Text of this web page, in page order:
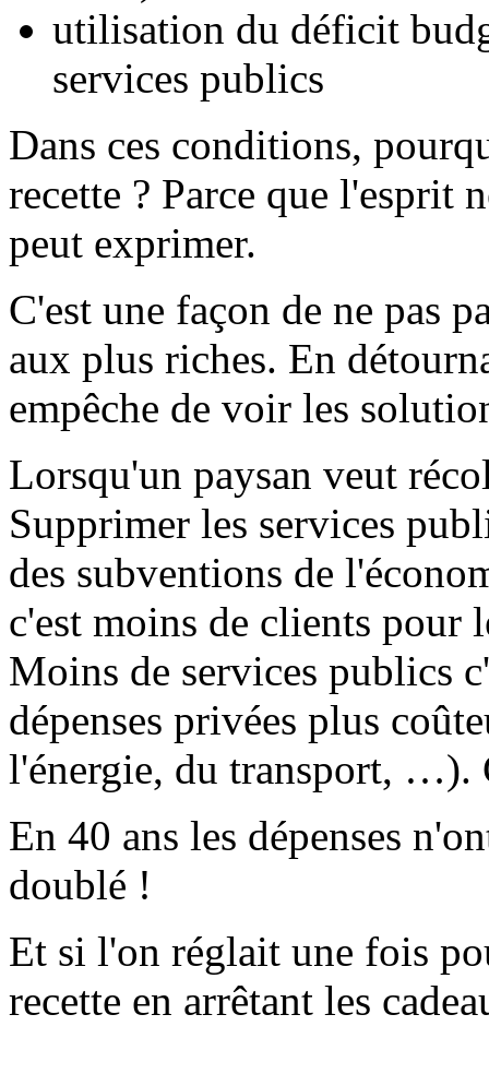
utilisation du déficit
services publics
Dans ces conditions,
recette ? Parce que l'esprit
peut exprimer.
C'est une façon de ne pas
aux plus riches. En
empêche de voir les
Lorsqu'un paysan veut
Supprimer les services
des subventions de
c'est moins de clients pour
Moins de services publics
dépenses privées plus
l'énergie, du transport, …).
En 40 ans les dépenses
doublé !
Et si l'on réglait une fois
recette en arrêtant les